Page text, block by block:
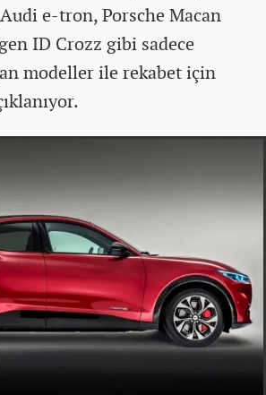
e-tron, Porsche Macan
ID Crozz gibi sadece
modeller ile rekabet için